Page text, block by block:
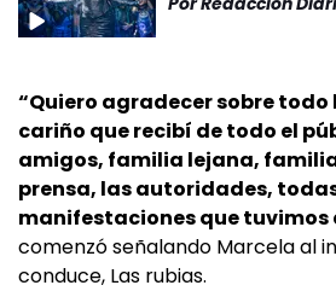
“Quiero agradecer sobre
cariño que recibí de todo el
amigos, familia lejana,
prensa, las autoridades,
manifestaciones que tuvimos
comenzó señalando Marcela al
conduce, Las rubias.